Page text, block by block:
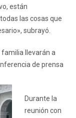
están
las cosas que
subrayó.
familia llevarán a
de prensa
Durante la
reunión con